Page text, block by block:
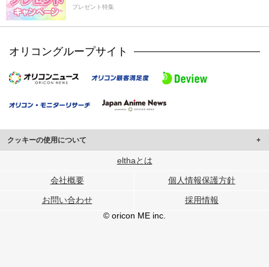
プレゼント特集
オリコングループサイト
クッキーの使用について
このサイトでは Cookie を使用して、ユーザーに合わせたコンテンツや広告の
行っています。
メディアや広告配信、データ解析の各パートナーに提供しています。
ユーザーが各パートナーのサービスを使用したときに収集した他の情報を組み
elthaとは
会社概要 個人情報保護方針
お問い合わせ
採用情報
© oricon ME inc.